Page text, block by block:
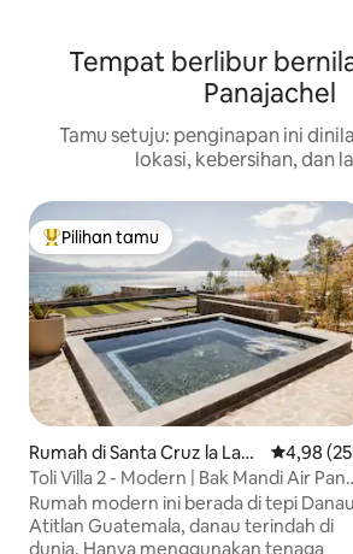
Tempat berlibur
Panajachel
Tamu setuju: penginapan ini
lokasi, kebersihan, dan
Pilihan tamu terpopuler
Pilihan tamu
Rumah di Santa Cruz la Lag
una
Nilai
4,98
Toli Villa 2 - Modern | Bak Mandi Air
| Starlink | Solar
Rumah modern ini berada di tepi Danau
Atitlan Guatemala, danau terindah di
dunia. Hanya menggunakan tenaga